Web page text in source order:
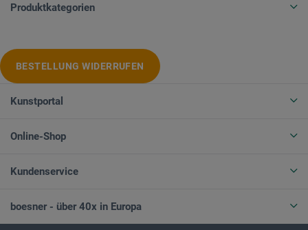
Produktkategorien
BESTELLUNG WIDERRUFEN
Kunstportal
Online-Shop
Kundenservice
boesner - über 40x in Europa